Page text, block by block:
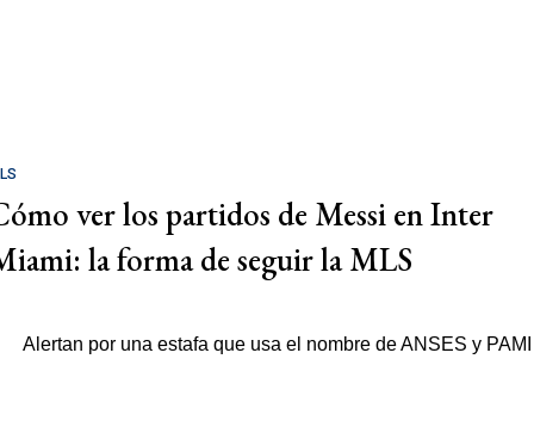
ver los partidos de Messi en Inter
la forma de seguir la MLS